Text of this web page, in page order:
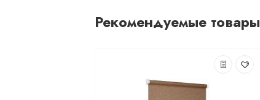
Рекомендуемые товары